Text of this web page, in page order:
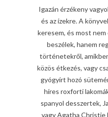
Igazán érzékeny
és az ízekre. A
keresem, és most
beszélek, hanem
történetekről,
közös étkezés, vagy
gyógyírt hozó
híres roxforti
spanyol desszertek,
vagy Agatha Christie